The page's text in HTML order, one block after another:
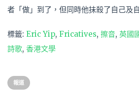
者「做」到了，但同時他抺殺了自己及
標籤: Eric Yip, Fricatives, 擦音, 英國
詩歌, 香港文學
報道